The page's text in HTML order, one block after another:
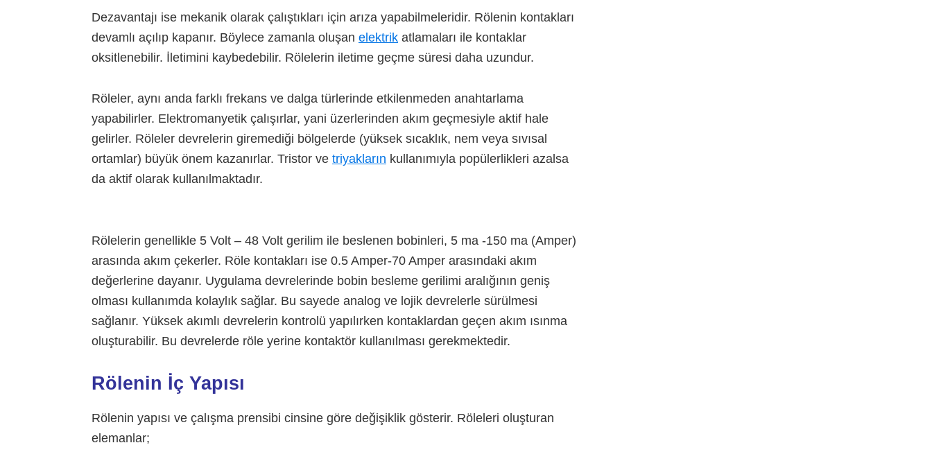
Dezavantajı ise mekanik olarak çalıştıkları için arıza yapabilmeleridir. Rölenin kontakları
devamlı açılıp kapanır. Böylece zamanla oluşan elektrik atlamaları ile kontaklar
oksitlenebilir. İletimini kaybedebilir. Rölelerin iletime geçme süresi daha uzundur.
Röleler, aynı anda farklı frekans ve dalga türlerinde etkilenmeden anahtarlama
yapabilirler. Elektromanyetik çalışırlar, yani üzerlerinden akım geçmesiyle aktif hale
gelirler. Röleler devrelerin giremediği bölgelerde (yüksek sıcaklık, nem veya sıvısal
ortamlar) büyük önem kazanırlar. Tristor ve triyakların kullanımıyla popülerlikleri azalsa
da aktif olarak kullanılmaktadır.
Rölelerin genellikle 5 Volt – 48 Volt gerilim ile beslenen bobinleri, 5 ma -150 ma (Amper)
arasında akım çekerler. Röle kontakları ise 0.5 Amper-70 Amper arasındaki akım
değerlerine dayanır. Uygulama devrelerinde bobin besleme gerilimi aralığının geniş
olması kullanımda kolaylık sağlar. Bu sayede analog ve lojik devrelerle sürülmesi
sağlanır. Yüksek akımlı devrelerin kontrolü yapılırken kontaklardan geçen akım ısınma
oluşturabilir. Bu devrelerde röle yerine kontaktör kullanılması gerekmektedir.
Rölenin İç Yapısı
Rölenin yapısı ve çalışma prensibi cinsine göre değişiklik gösterir. Röleleri oluşturan
elemanlar;